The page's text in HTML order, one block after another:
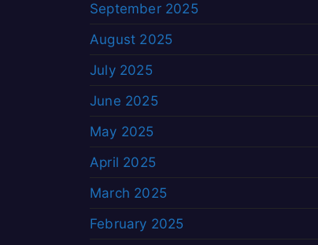
September 2025
August 2025
July 2025
June 2025
May 2025
April 2025
March 2025
February 2025